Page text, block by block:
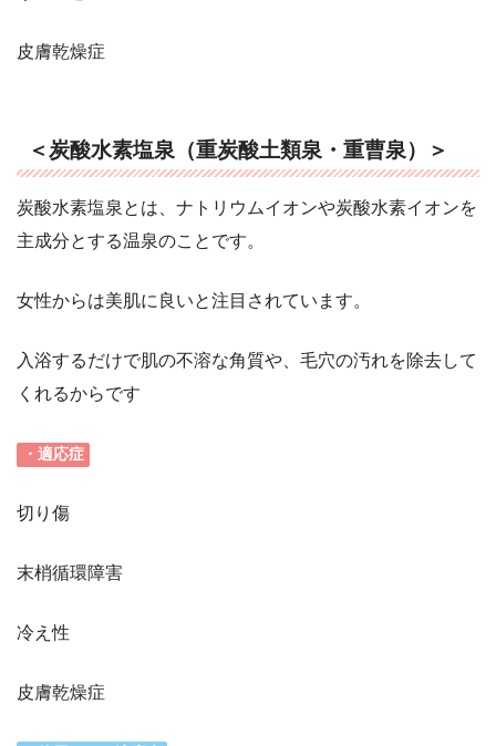
皮膚乾燥症
＜炭酸水素塩泉（重炭酸土類泉・重曹泉）＞
炭酸水素塩泉とは、ナトリウムイオンや炭酸水素イオンを
主成分とする温泉のことです。
女性からは美肌に良いと注目されています。
入浴するだけで肌の不溶な角質や、毛穴の汚れを除去して
くれるからです
・適応症
切り傷
末梢循環障害
冷え性
皮膚乾燥症